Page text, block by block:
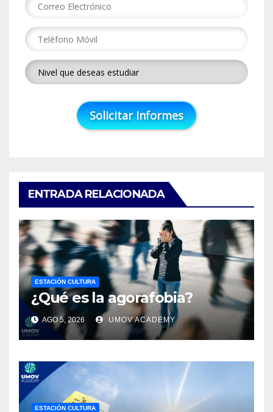
ENTRADA RELACIONADA
ESTACIÓN CULTURA
¿Qué es la agorafobia?
AGO 5, 2026 UMOV ACADEMY
ESTACIÓN CULTURA